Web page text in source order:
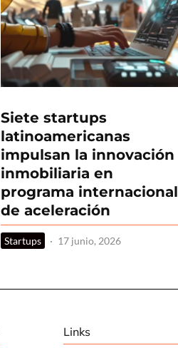
Siete startups
latinoamericanas
impulsan la innovación
inmobiliaria en
programa internacional
de aceleración
Startups · 17 junio, 2026
Links